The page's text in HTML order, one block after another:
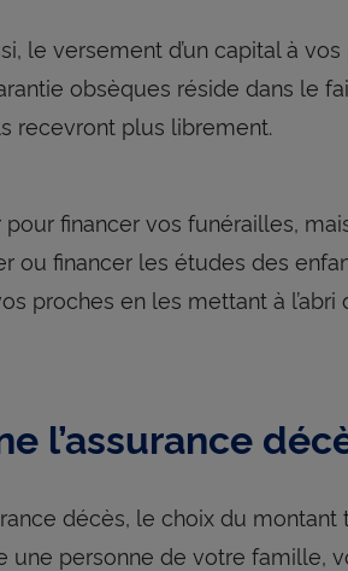
le versement d’un capital à
obsèques réside dans le
recevront plus librement.
financer vos funérailles,
financer les études des
proches en les mettant à
l’assurance
décès, le choix du
une personne de votre famille,